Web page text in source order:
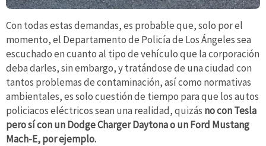
Con todas estas demandas, es probable que, solo por el
momento, el Departamento de Policía de Los Ángeles sea
escuchado en cuanto al tipo de vehículo que la corporación
deba darles, sin embargo, y tratándose de una ciudad con
tantos problemas de contaminación, así como normativas
ambientales, es solo cuestión de tiempo para que los autos
policiacos eléctricos sean una realidad, quizás no con Tesla
pero sí con un Dodge Charger Daytona o un Ford Mustang
Mach-E, por ejemplo.